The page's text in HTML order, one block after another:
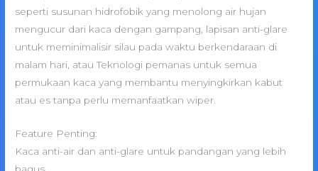
seperti susunan hidrofobik yang menolong air hujan
mengucur dari kaca dengan gampang, lapisan anti-glare
untuk meminimalisir silau pada waktu berkendaraan di
malam hari, atau Teknologi pemanas untuk semua
permukaan kaca yang membantu menyingkirkan kabut
atau es tanpa perlu memanfaatkan wiper.
Feature Penting:
Kaca anti-air dan anti-glare untuk pandangan yang lebih
bagus.